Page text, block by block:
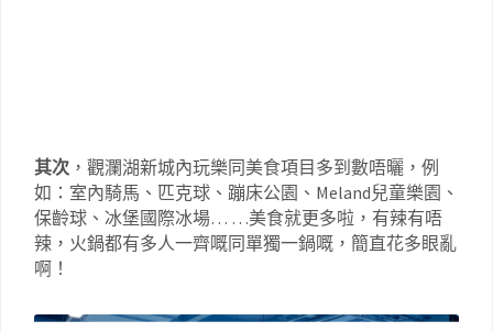
其次 ，觀瀾湖新城內玩樂同美食項目多到數唔曬，例
如：室內騎馬、匹克球、蹦床公園、Meland兒童樂園、
保齡球、冰堡國際冰場… …美食就更多啦，有辣有唔
辣，火鍋都有多人一齊嘅同單獨一鍋嘅，簡直花多眼亂
啊！